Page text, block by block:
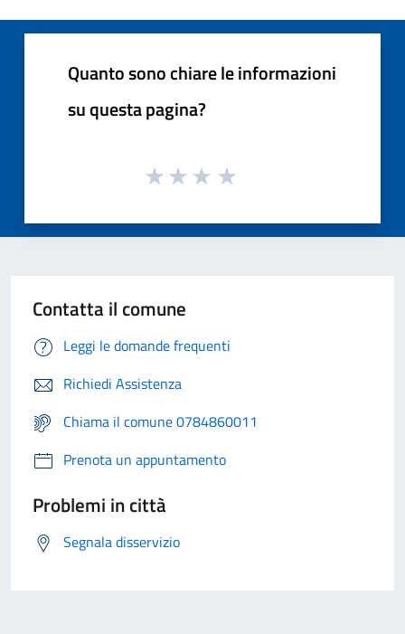
Quanto sono chiare le informazioni
su questa pagina?
Contatta il comune
Leggi le domande frequenti
Richiedi Assistenza
Chiama il comune 0784860011
Prenota un appuntamento
Problemi in città
Segnala disservizio